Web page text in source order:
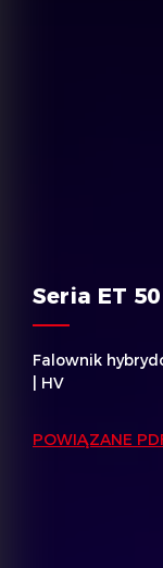
Seria ET 50
Falownik
| HV
POWIĄZANE